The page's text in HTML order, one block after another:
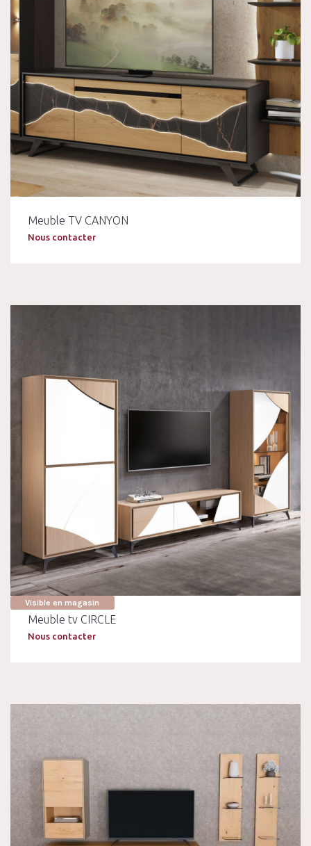
Meuble TV CANYON
Nous contacter
Visible en magasin
Meuble tv CIRCLE
Nous contacter